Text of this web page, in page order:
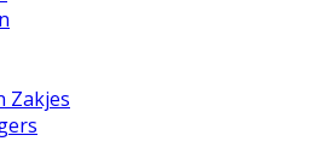
Zakjes